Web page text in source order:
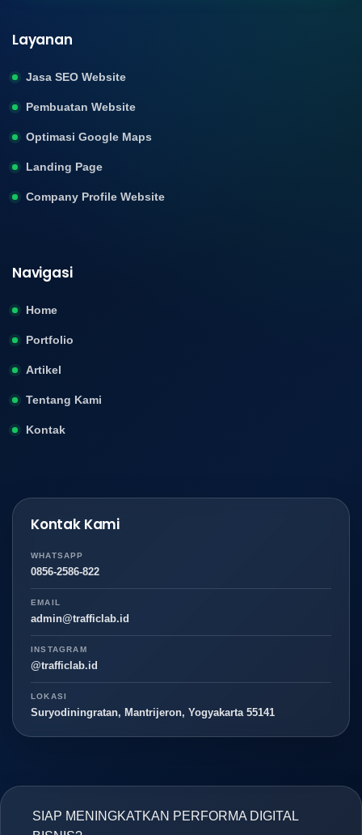
Layanan
Jasa SEO Website
Pembuatan Website
Optimasi Google Maps
Landing Page
Company Profile Website
Navigasi
Home
Portfolio
Artikel
Tentang Kami
Kontak
Kontak Kami
WHATSAPP
0856-2586-822
EMAIL
admin@trafficlab.id
INSTAGRAM
@trafficlab.id
LOKASI
Suryodiningratan, Mantrijeron, Yogyakarta 55141
SIAP MENINGKATKAN PERFORMA DIGITAL